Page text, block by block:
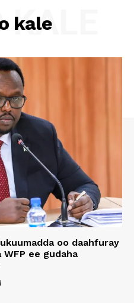
kale
KALE
oo daahfuray
ee gudaha